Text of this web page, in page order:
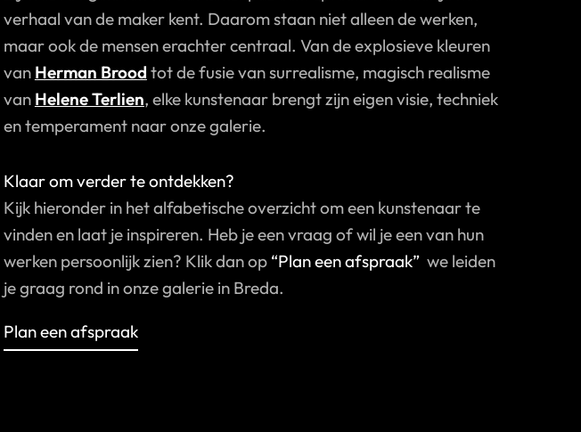
verhaal van de maker kent. Daarom staan niet alleen de werken,
maar ook de mensen erachter centraal. Van de explosieve kleuren
van Herman Brood tot de fusie van surrealisme, magisch realisme
van Helene Terlien, elke kunstenaar brengt zijn eigen visie, techniek
en temperament naar onze galerie.
Klaar om verder te ontdekken?
Kijk hieronder in het alfabetische overzicht om een kunstenaar te
vinden en laat je inspireren. Heb je een vraag of wil je een van hun
werken persoonlijk zien? Klik dan op “Plan een afspraak”we leiden
je graag rond in onze galerie in Breda.
Plan een afspraak